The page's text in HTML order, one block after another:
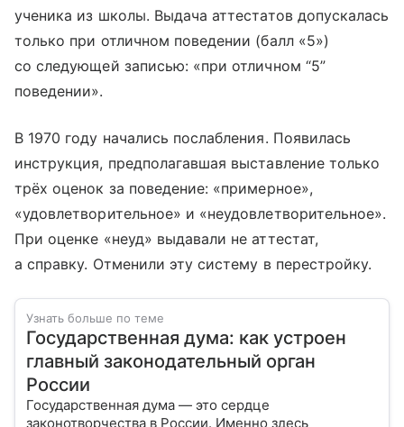
ученика из школы. Выдача аттестатов допускалась
только при отличном поведении (балл «5»)
со следующей записью: «при отличном “5”
поведении».
В 1970 году начались послабления. Появилась
инструкция, предполагавшая выставление только
трёх оценок за поведение: «примерное»,
«удовлетворительное» и «неудовлетворительное».
При оценке «неуд» выдавали не аттестат,
а справку. Отменили эту систему в перестройку.
Узнать больше по теме
Государственная дума: как устроен
главный законодательный орган
России
Государственная дума — это сердце
законотворчества в России. Именно здесь